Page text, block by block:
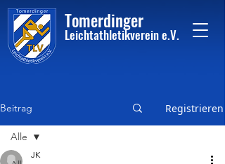
Tomerdinger
Leichtathletikvereine.V.
Beitrag Registrieren
Alle
JK